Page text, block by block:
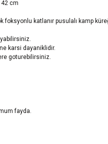
42 cm
foksyonlu katlanır pusulalı kamp
karsi dayaniklidir.
goturebilirsiniz.
fayda.